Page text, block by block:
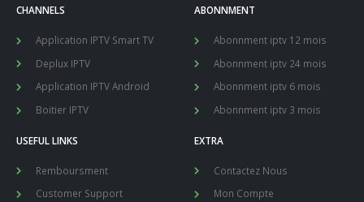
CHANNELS
Application IPTV Smart TV
Deplux IPTV
Application IPTV Android
Boitier IPTV
ABONNMENT
Abonnment iptv 12 mois
Abonnment iptv 24 mois
Abonnment iptv 6 mois
Abonnment iptv 3 mois
USEFUL LINKS
Remboursment
Customer Support
EXTRA
Contactez Nous
Mon Compte